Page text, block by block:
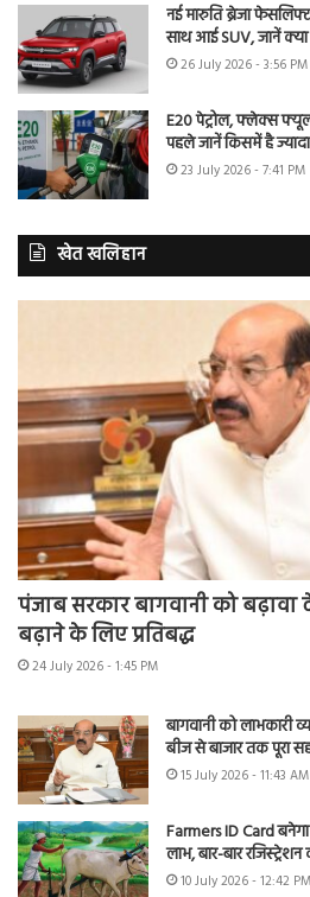
नई मारुति ब्रेजा
साथ आई SUV, जानें
26 July 2026 - 3:56 PM
E20 पेट्रोल, फ्लेक्स
पहले जानें किसमें है
23 July 2026 - 7:41 PM
खेत खलिहान
पंजाब सरकार बागवानी को
बढ़ाने के लिए प्रतिबद्ध
24 July 2026 - 1:45 PM
बागवानी को लाभकारी
बीज से बाजार तक पूरा
15 July 2026 - 11:43 AM
Farmers ID Card
लाभ, बार-बार
10 July 2026 - 12:42 PM